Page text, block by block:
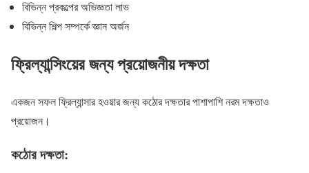
বিভিন্ন প্রকল্পের অভিজ্ঞতা লাভ
বিভিন্ন শিল্প সম্পর্কে জ্ঞান অর্জন
ফ্রিল্যান্সিংয়ের জন্য প্রয়োজনীয় দক্ষতা
একজন সফল ফ্রিল্যান্সার হওয়ার জন্য কঠোর দক্ষতার পাশাপাশি নরম দক্ষতাও
প্রয়োজন।
কঠোর দক্ষতা: